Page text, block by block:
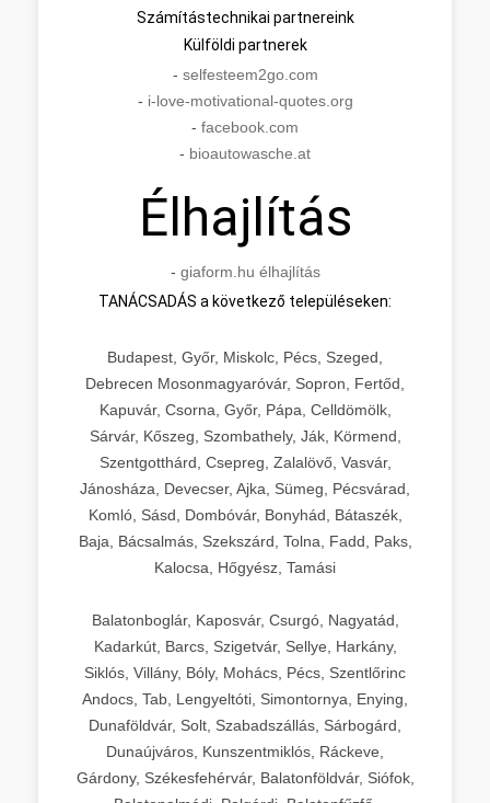
Számítástechnikai partnereink
Külföldi partnerek
- selfesteem2go.com
- i-love-motivational-quotes.org
- facebook.com
- bioautowasche.at
Élhajlítás
- giaform.hu élhajlítás
TANÁCSADÁS a következő településeken:
Budapest, Győr, Miskolc, Pécs, Szeged,
Debrecen Mosonmagyaróvár, Sopron, Fertőd,
Kapuvár, Csorna, Győr, Pápa, Celldömölk,
Sárvár, Kőszeg, Szombathely, Ják, Körmend,
Szentgotthárd, Csepreg, Zalalövő, Vasvár,
Jánosháza, Devecser, Ajka, Sümeg, Pécsvárad,
Komló, Sásd, Dombóvár, Bonyhád, Bátaszék,
Baja, Bácsalmás, Szekszárd, Tolna, Fadd, Paks,
Kalocsa, Hőgyész, Tamási
Balatonboglár, Kaposvár, Csurgó, Nagyatád,
Kadarkút, Barcs, Szigetvár, Sellye, Harkány,
Siklós, Villány, Bóly, Mohács, Pécs, Szentlőrinc
Andocs, Tab, Lengyeltóti, Simontornya, Enying,
Dunaföldvár, Solt, Szabadszállás, Sárbogárd,
Dunaújváros, Kunszentmiklós, Ráckeve,
Gárdony, Székesfehérvár, Balatonföldvár, Siófok,